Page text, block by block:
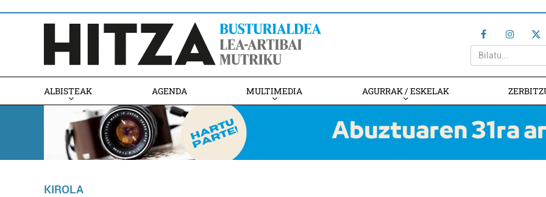
ALBISTEAK AGENDA MULTIMEDIA AGURRAK / ESKELAK
KIROLA